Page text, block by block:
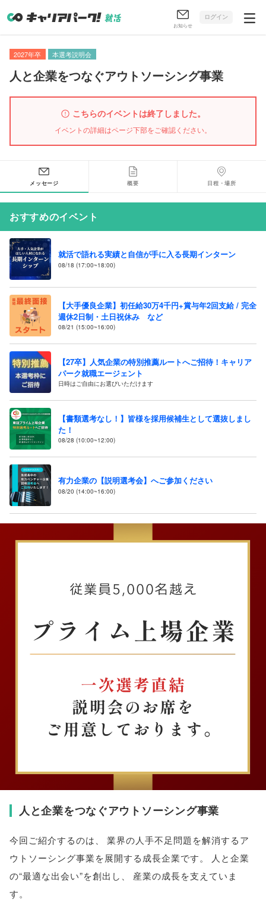
お知らせ
ログイン
2027年卒 本選考説明会
人と企業をつなぐアウトソーシング事業
こちらのイベントは終了しました。
イベントの詳細はページ下部をご確認ください。
メッセージ 概要 日程・場所
おすすめのイベント
就活で語れる実績と自信が手に入る長期インターン
08/18 (17:00~18:00)
【大手優良企業】初任給30万4千円+賞与年2回支給 / 完全
週休2日制・土日祝休み など
08/21 (15:00~16:00)
【27卒】人気企業の特別推薦ルートへご招待！キャリア
パーク就職エージェント
日時はご自由にお選びいただけます
【書類選考なし！】皆様を採用候補生として選抜しまし
た！
08/28 (10:00~12:00)
有力企業の【説明選考会】へご参加ください
08/20 (14:00~16:00)
人と企業をつなぐアウトソーシング事業
今回ご紹介するのは、
業界の人手不足問題を解消するア
ウトソーシング事業を展開する成長企業です。
人と企業
の“最適な出会い”を創出し 、
産業の成長を支えていま
す。